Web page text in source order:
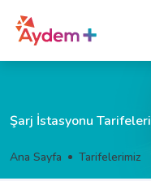
Şarj İstasyonu Tarifeleri
Ana Sayfa Tarifelerimiz